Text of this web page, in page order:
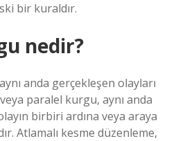
bir kuraldır.
nedir?
anda gerçekleşen olayları
paralel kurgu, aynı anda
birbiri ardına veya araya
Atlamalı kesme düzenleme,